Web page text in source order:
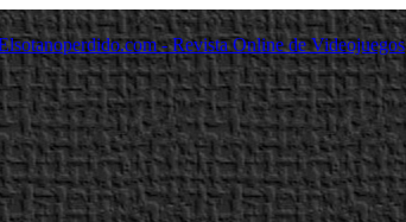
- Revista Online de Videojuegos